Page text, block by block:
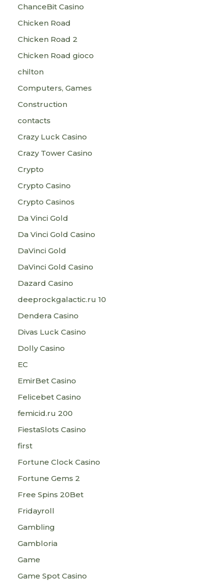
ChanceBit Casino
Chicken Road
Chicken Road 2
Chicken Road gioco
chilton
Computers, Games
Construction
contacts
Crazy Luck Casino
Crazy Tower Сasino
Crypto
Crypto Casino
Crypto Casinos
Da Vinci Gold
Da Vinci Gold Casino
DaVinci Gold
DaVinci Gold Casino
Dazard Casino
deeprockgalactic.ru 10
Dendera Casino
Divas Luck Casino
Dolly Casino
EC
EmirBet Casino
Felicebet Casino
femicid.ru 200
FiestaSlots Casino
first
Fortune Clock Casino
Fortune Gems 2
Free Spins 20Bet
Fridayroll
Gambling
Gambloria
Game
Game Spot Casino